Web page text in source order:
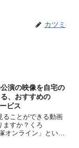
カツミ
演の映像を自宅の
、おすすめの
ビス
ることができる動画
ますか？くろ
オンライン」という